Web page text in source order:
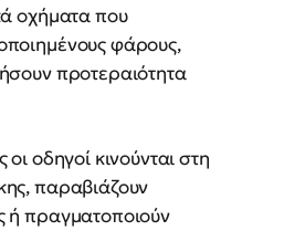
οχήματα που
φάρους,
προτεραιότητα
οδηγοί κινούνται στη
παραβιάζουν
ή πραγματοποιούν